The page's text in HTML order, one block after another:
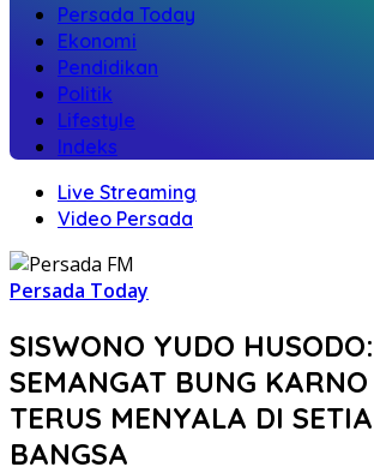
Persada Today
Ekonomi
Pendidikan
Politik
Lifestyle
Indeks
Live Streaming
Video Persada
Persada Today
SISWONO YUDO HUSODO:
SEMANGAT BUNG
TERUS MENYALA DI
BANGSA